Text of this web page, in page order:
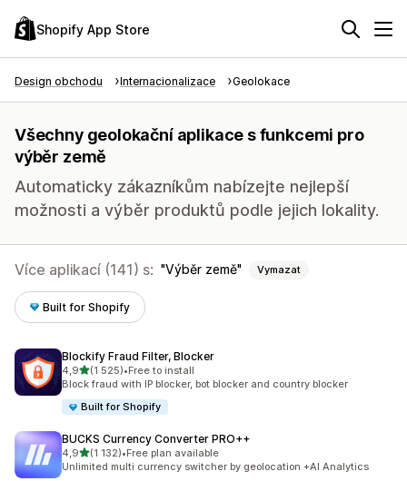
Shopify App Store
Design obchodu Internacionalizace Geolokace
Všechny geolokační aplikace s funkcemi pro
výběr země
Automaticky zákazníkům nabízejte nejlepší
možnosti a výběr produktů podle jejich lokality.
Více aplikací (141) s: Výběr země Vymazat
Built for Shopify
Blockify Fraud Filter, Blocker
4,9z 5 hvězd
(1 525)
Celkový počet recenzí: 1525
•Free to install
Block fraud with IP blocker, bot blocker and country blocker
Built for Shopify
BUCKS Currency Converter PRO++
4,9z 5 hvězd
(1 132)
Celkový počet recenzí: 1132
•Free plan available
Unlimited multi currency switcher by geolocation +AI Analytics